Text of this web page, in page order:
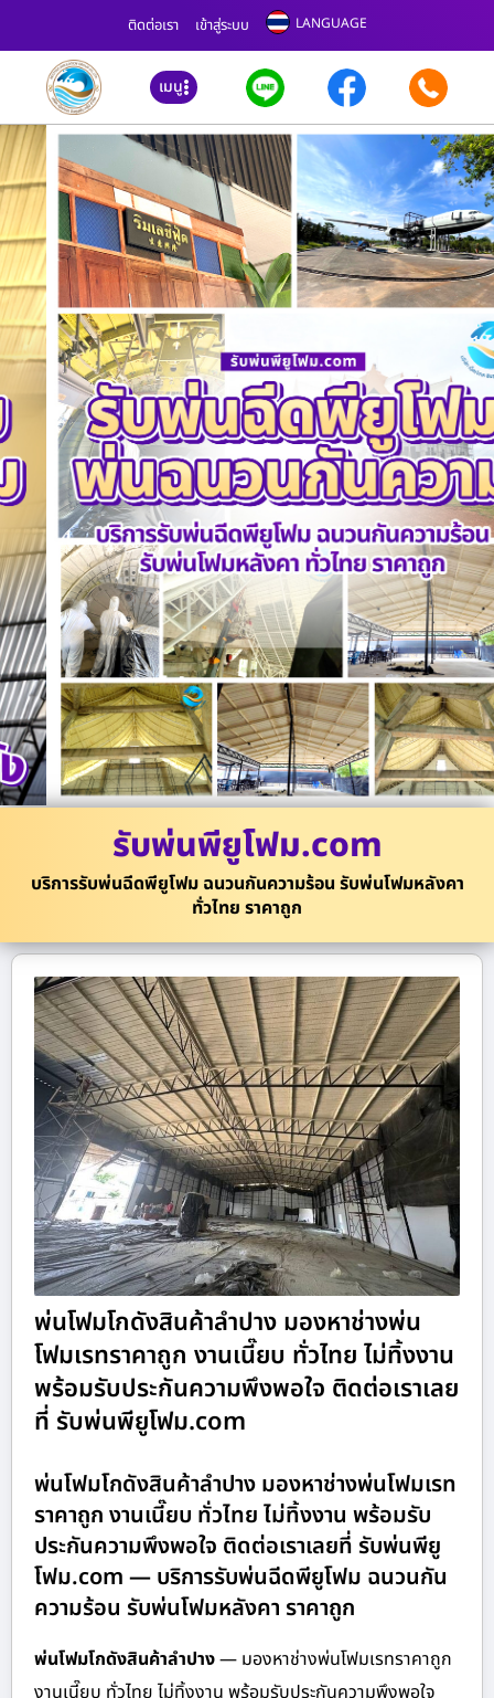
ติดต่อเรา เข้าสู่ระบบ LANGUAGE
เมนู
รับพ่นพียูโฟม.com
บริการรับพ่นฉีดพียูโฟม ฉนวนกันความร้อน รับพ่นโฟมหลังคา
ทั่วไทย ราคาถูก
พ่นโฟมโกดังสินค้าลำปาง มองหาช่างพ่น
โฟมเรทราคาถูก งานเนี๊ยบ ทั่วไทย ไม่ทิ้งงาน
พร้อมรับประกันความพึงพอใจ ติดต่อเราเลย
ที่ รับพ่นพียูโฟม.com
พ่นโฟมโกดังสินค้าลำปาง มองหาช่างพ่นโฟมเรท
ราคาถูก งานเนี๊ยบ ทั่วไทย ไม่ทิ้งงาน พร้อมรับ
ประกันความพึงพอใจ ติดต่อเราเลยที่ รับพ่นพียู
โฟม.com — บริการรับพ่นฉีดพียูโฟม ฉนวนกัน
ความร้อน รับพ่นโฟมหลังคา ราคาถูก
พ่นโฟมโกดังสินค้าลำปาง— มองหาช่างพ่นโฟมเรทราคาถูก
งานเนี๊ยบ ทั่วไทย ไม่ทิ้งงาน พร้อมรับประกันความพึงพอใจ